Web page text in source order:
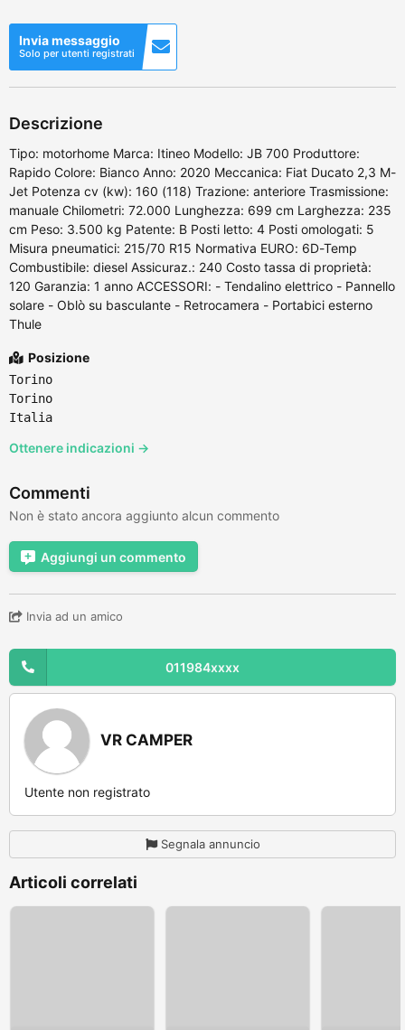
Invia messaggio
Solo per utenti registrati
Descrizione
Tipo: motorhome Marca: Itineo Modello: JB 700 Produttore:
Rapido Colore: Bianco Anno: 2020 Meccanica: Fiat Ducato 2,3 M-
Jet Potenza cv (kw): 160 (118) Trazione: anteriore Trasmissione:
manuale Chilometri: 72.000 Lunghezza: 699 cm Larghezza: 235
cm Peso: 3.500 kg Patente: B Posti letto: 4 Posti omologati: 5
Misura pneumatici: 215/70 R15 Normativa EURO: 6D-Temp
Combustibile: diesel Assicuraz.: 240 Costo tassa di proprietà:
120 Garanzia: 1 anno ACCESSORI: - Tendalino elettrico - Pannello
solare - Oblò su basculante - Retrocamera - Portabici esterno
Thule
Posizione
Torino
Torino
Italia
Ottenere indicazioni →
Commenti
Non è stato ancora aggiunto alcun commento
Aggiungi un commento
Invia ad un amico
011984xxxx
VR CAMPER
Utente non registrato
Segnala annuncio
Articoli correlati